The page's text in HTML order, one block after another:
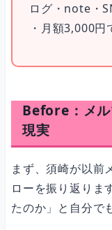
外注と比較してみる
よくある質問（FAQ）
Q. AIクローンが書
ログ・note・
・月額3,000
Before：メ
現実
まず、須崎が以前
ローを振り返りま
たのか」と自分で